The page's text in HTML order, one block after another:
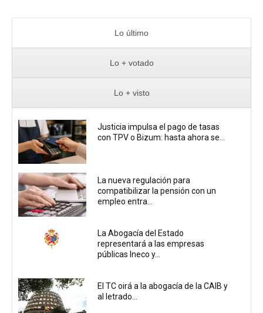
Lo último
Lo + votado
Lo + visto
Justicia impulsa el pago de tasas
con TPV o Bizum: hasta ahora se...
La nueva regulación para
compatibilizar la pensión con un
empleo entra...
La Abogacía del Estado
representará a las empresas
públicas Ineco y...
El TC oirá a la abogacía de la CAIB y
al letrado...